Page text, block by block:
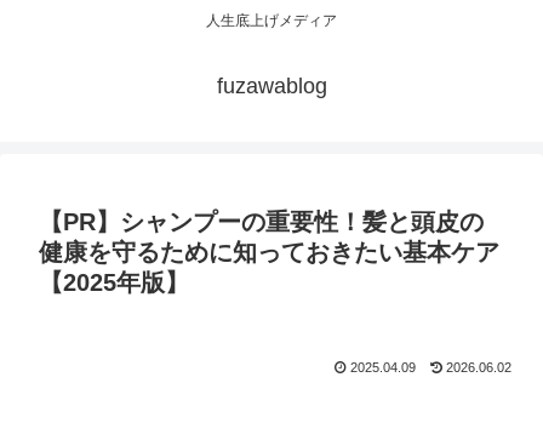
人生底上げメディア
fuzawablog
【PR】シャンプーの重要性！髪と頭皮の
健康を守るために知っておきたい基本ケア
【2025年版】
2025.04.09 2026.06.02